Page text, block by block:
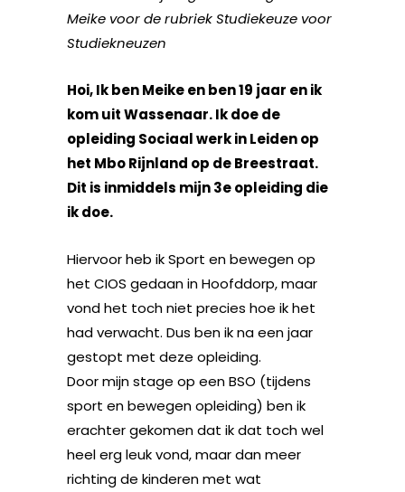
Meike voor de rubriek Studiekeuze voor
Studiekneuzen
Hoi, Ik ben Meike en ben 19 jaar en ik
kom uit Wassenaar. Ik doe de
opleiding Sociaal werk in Leiden op
het Mbo Rijnland op de Breestraat.
Dit is inmiddels mijn 3e opleiding die
ik doe.
Hiervoor heb ik Sport en bewegen op
het CIOS gedaan in Hoofddorp, maar
vond het toch niet precies hoe ik het
had verwacht. Dus ben ik na een jaar
gestopt met deze opleiding.
Door mijn stage op een BSO (tijdens
sport en bewegen opleiding) ben ik
erachter gekomen dat ik dat toch wel
heel erg leuk vond, maar dan meer
richting de kinderen met wat